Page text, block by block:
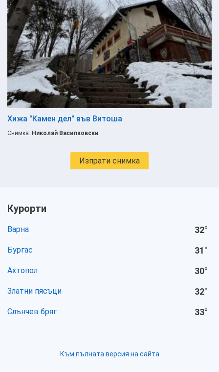
Хижа "Камен дел" във Витоша
Снимка: Николай Василковски
Изпрати снимка
Курорти
Варна 32°
Бургас 31°
Ахтопол 30°
Златни пясъци 32°
Слънчев бряг 33°
Към пълната версия на сайта